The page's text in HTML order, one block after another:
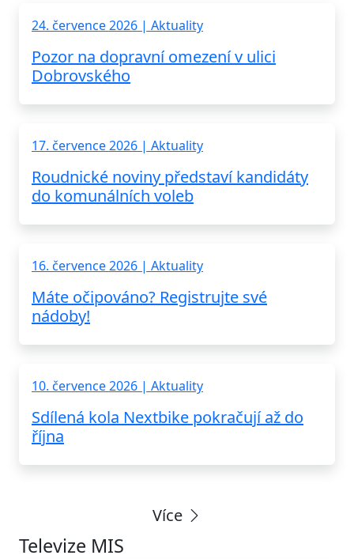
24. července 2026 | Aktuality
Pozor na dopravní omezení v ulici
Dobrovského
17. července 2026 | Aktuality
Roudnické noviny představí kandidáty
do komunálních voleb
16. července 2026 | Aktuality
Máte očipováno? Registrujte své
nádoby!
10. července 2026 | Aktuality
Sdílená kola Nextbike pokračují až do
října
Více
Televize MIS